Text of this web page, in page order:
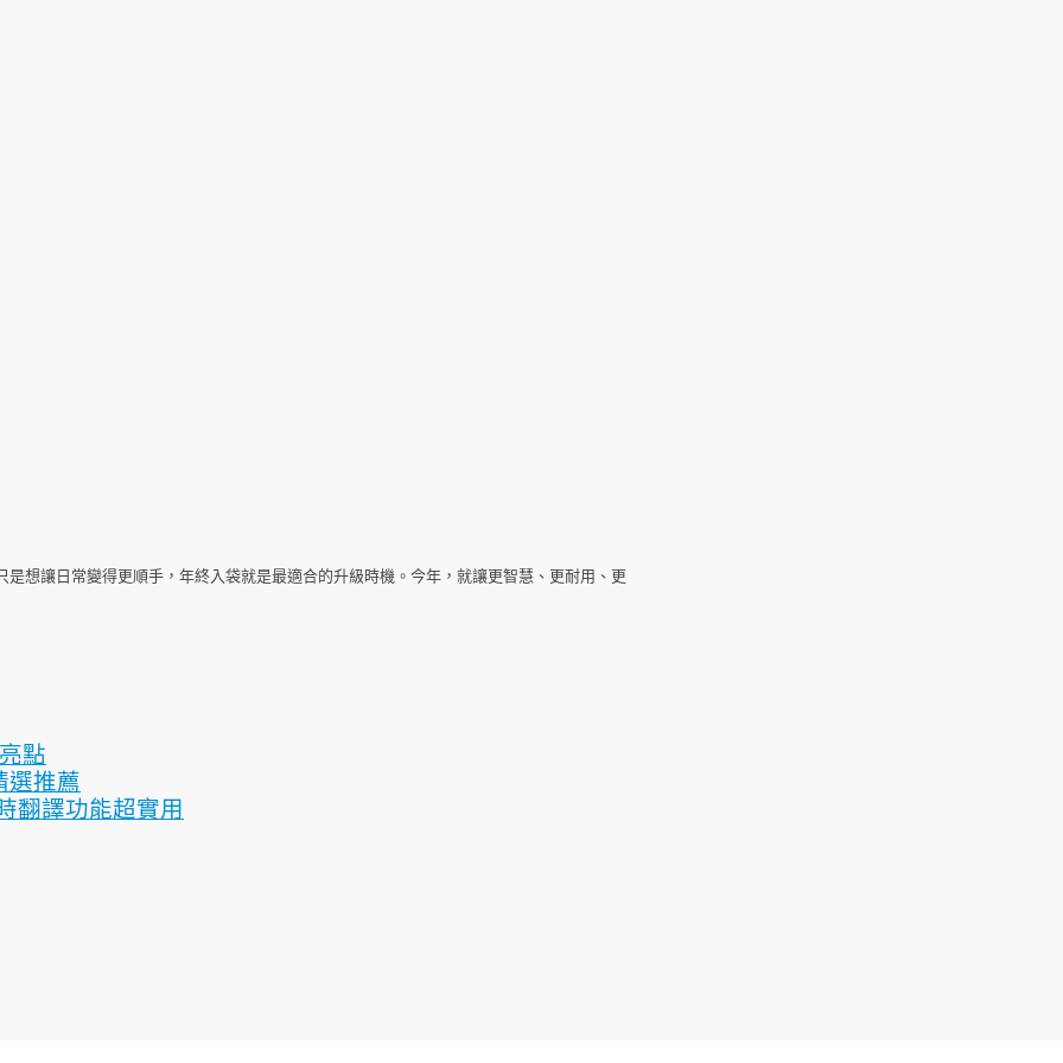
想讓日常變得更順手，年終入袋就是最適合的升級時機。今年，就讓更智慧、更耐用、更
點
選推薦
翻譯功能超實用